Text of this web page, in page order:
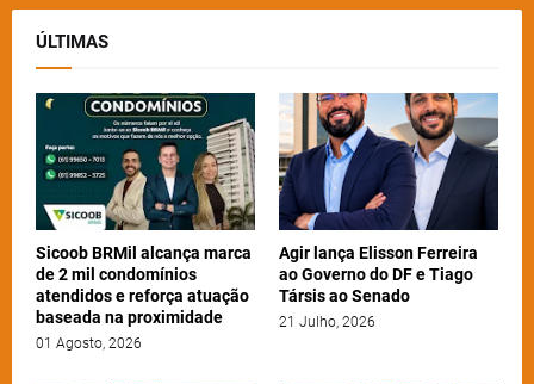
ÚLTIMAS
Sicoob BRMil alcança marca
de 2 mil condomínios
atendidos e reforça atuação
baseada na proximidade
01 Agosto, 2026
Agir lança Elisson Ferreira
ao Governo do DF e Tiago
Társis ao Senado
21 Julho, 2026